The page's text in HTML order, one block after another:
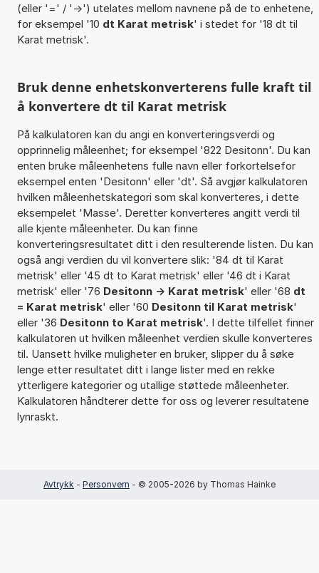
(eller '=' / '->') utelates mellom navnene på de to enhetene,
for eksempel '10 dt Karat metrisk' i stedet for '18 dt til
Karat metrisk'.
Bruk denne enhetskonverterens fulle kraft til
å konvertere dt til Karat metrisk
På kalkulatoren kan du angi en konverteringsverdi og
opprinnelig måleenhet; for eksempel '822 Desitonn'. Du kan
enten bruke måleenhetens fulle navn eller forkortelsefor
eksempel enten 'Desitonn' eller 'dt'. Så avgjør kalkulatoren
hvilken måleenhetskategori som skal konverteres, i dette
eksempelet 'Masse'. Deretter konverteres angitt verdi til
alle kjente måleenheter. Du kan finne
konverteringsresultatet ditt i den resulterende listen. Du kan
også angi verdien du vil konvertere slik: '84 dt til Karat
metrisk' eller '45 dt to Karat metrisk' eller '46 dt i Karat
metrisk' eller '76 Desitonn -> Karat metrisk' eller '68 dt
= Karat metrisk' eller '60 Desitonn til Karat metrisk'
eller '36 Desitonn to Karat metrisk'. I dette tilfellet finner
kalkulatoren ut hvilken måleenhet verdien skulle konverteres
til. Uansett hvilke muligheter en bruker, slipper du å søke
lenge etter resultatet ditt i lange lister med en rekke
ytterligere kategorier og utallige støttede måleenheter.
Kalkulatoren håndterer dette for oss og leverer resultatene
lynraskt.
Avtrykk - Personvern - © 2005-2026 by Thomas Hainke